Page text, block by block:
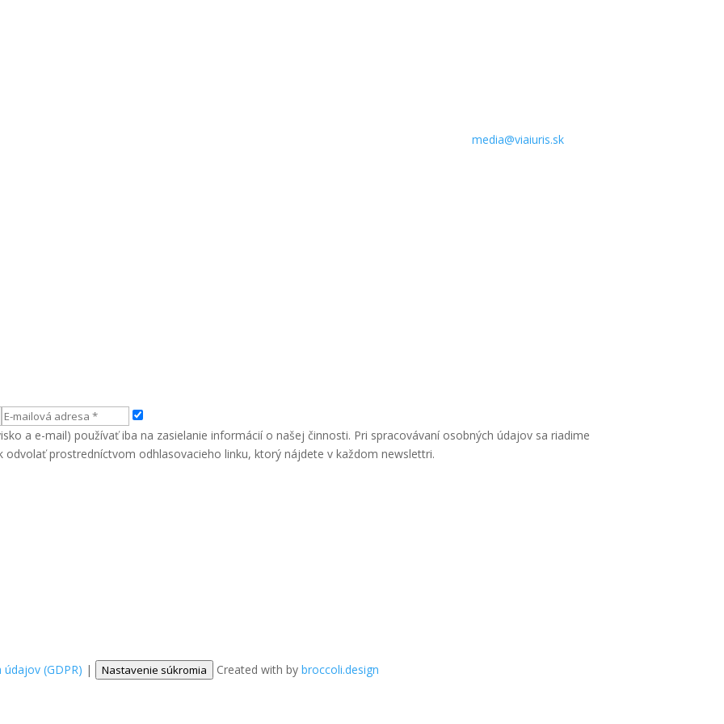
E-mail:media@viaiuris.sk
a e-mail) používať iba na zasielanie informácií o našej činnosti. Pri spracovávaní osobných údajov sa riadime
odvolať prostredníctvom odhlasovacieho linku, ktorý nájdete v každom newslettri.
(GDPR) | Nastavenie súkromia Created withbybroccoli.design